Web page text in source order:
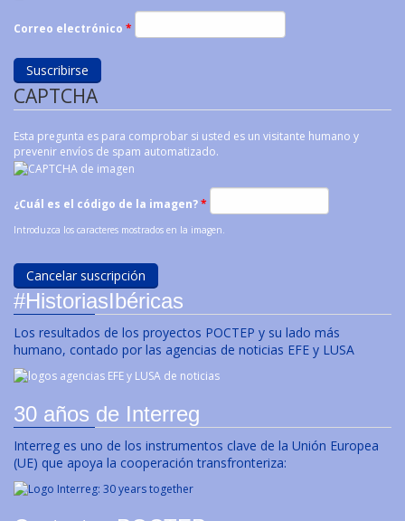
Correo electrónico *
CAPTCHA
Esta pregunta es para comprobar si usted es un visitante humano y
prevenir envíos de spam automatizado.
¿Cuál es el código de la imagen?*
Introduzca los caracteres mostrados en la imagen.
#HistoriasIbéricas
Los resultados de los proyectos POCTEP y su lado más
humano, contado por las agencias de noticias EFE y LUSA
30 años de Interreg
Interreg es uno de los instrumentos clave de la Unión Europea
(UE) que apoya la cooperación transfronteriza: